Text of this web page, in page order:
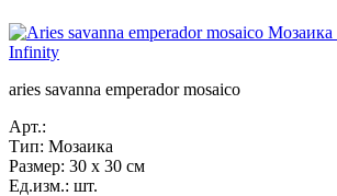
aries savanna emperador mosaico
Арт.:
Тип: Мозаика
Размер: 30 x 30 см
Ед.изм.: шт.